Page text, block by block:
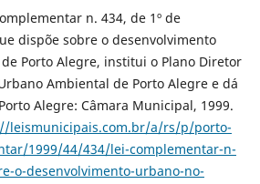
n. 434, de 1º de
dispõe sobre o desenvolvimento
Porto Alegre, institui o Plano Diretor
Ambiental de Porto Alegre e dá
Alegre: Câmara Municipal, 1999.
leismunicipais.com.br/a/rs/p/porto-
1999/44/434/lei-complementar-n-
o-desenvolvimento-urbano-no-